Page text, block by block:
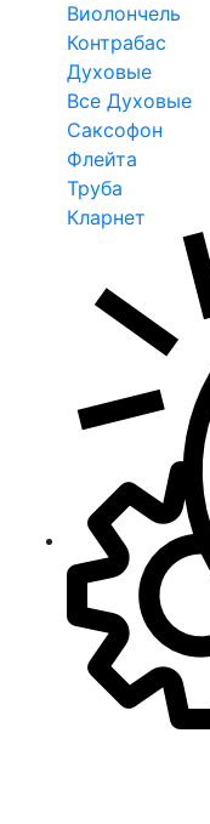
Виолончель
Контрабас
Духовые
Все Духовые
Саксофон
Флейта
Труба
Кларнет